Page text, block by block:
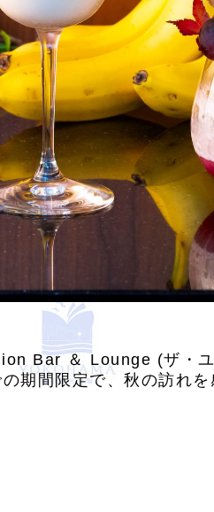
Bar ＆ Lounge (ザ・
期間限定で、秋の訪れ